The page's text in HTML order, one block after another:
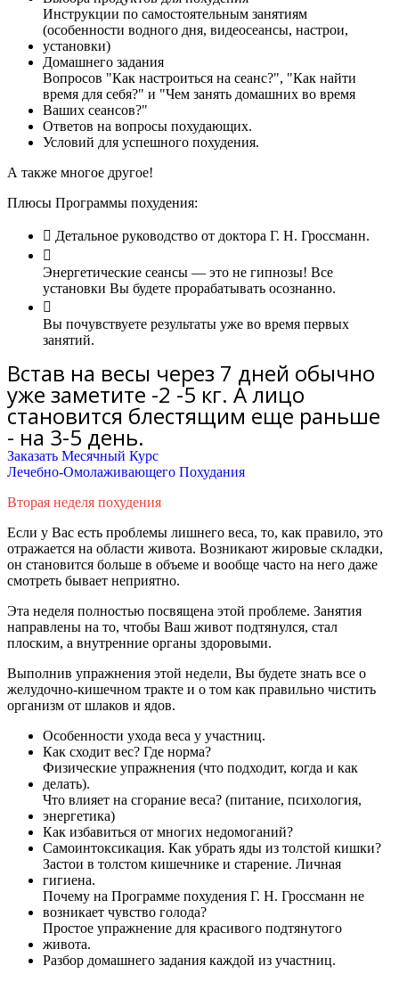
Инструкции по самостоятельным занятиям
(особенности водного дня, видеосеансы, настрои,
установки)
Домашнего задания
Вопросов "Как настроиться на сеанс?", "Как найти
время для себя?" и "Чем занять домашних во время
Ваших сеансов?"
Ответов на вопросы похудающих.
Условий для успешного похудения.
А также многое другое!
Плюсы Программы похудения:
Детальное руководство от доктора Г. Н. Гроссманн.
Энергетические сеансы — это не гипнозы! Все
установки Вы будете прорабатывать осознанно.
Вы почувствуете результаты уже во время первых
занятий.
Встав на весы через 7 дней обычно
уже заметите -2 -5 кг. А лицо
становится блестящим еще раньше
- на 3-5 день.
Заказать Месячный Курс
Лечебно-Омолаживающего Похудания
Вторая неделя похудения
Если у Вас есть проблемы лишнего веса, то, как правило, это
отражается на области живота. Возникают жировые складки,
он становится больше в объеме и вообще часто на него даже
смотреть бывает неприятно.
Эта неделя полностью посвящена этой проблеме. Занятия
направлены на то, чтобы Ваш живот подтянулся, стал
плоским, а внутренние органы здоровыми.
Выполнив упражнения этой недели, Вы будете знать все о
желудочно-кишечном тракте и о том как правильно чистить
организм от шлаков и ядов.
Особенности ухода веса у участниц.
Как сходит вес? Где норма?
Физические упражнения (что подходит, когда и как
делать).
Что влияет на сгорание веса? (питание, психология,
энергетика)
Как избавиться от многих недомоганий?
Самоинтоксикация. Как убрать яды из толстой кишки?
Застои в толстом кишечнике и старение. Личная
гигиена.
Почему на Программе похудения Г. Н. Гроссманн не
возникает чувство голода?
Простое упражнение для красивого подтянутого
живота.
Разбор домашнего задания каждой из участниц.